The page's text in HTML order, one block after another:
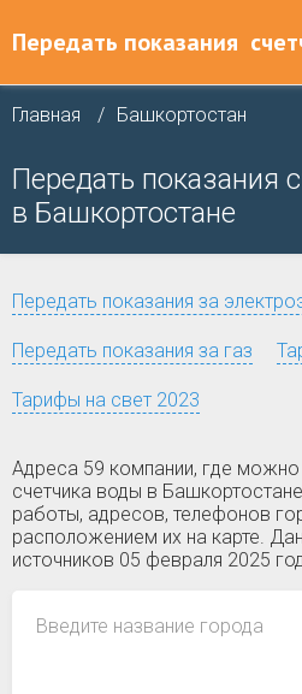
Передать показания
Главная Башкортостан
Передать показания
в Башкортостане
Передать показания за
Передать показания за газ
Тарифы на свет 2023
Адреса 59 компании, где можно
счетчика воды в
работы, адресов, телефонов
расположением их на карте.
источников 05 февраля 2025
Введите название города